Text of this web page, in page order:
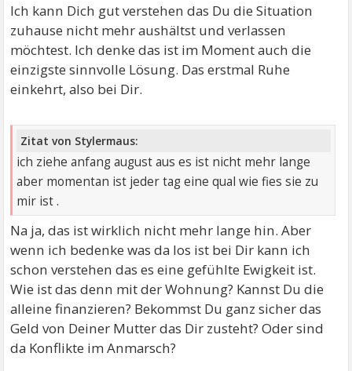
Ich kann Dich gut verstehen das Du die Situation
zuhause nicht mehr aushältst und verlassen
möchtest. Ich denke das ist im Moment auch die
einzigste sinnvolle Lösung. Das erstmal Ruhe
einkehrt, also bei Dir.
Zitat von Stylermaus:
ich ziehe anfang august aus es ist nicht mehr lange
aber momentan ist jeder tag eine qual wie fies sie zu
mir ist .
Na ja, das ist wirklich nicht mehr lange hin. Aber
wenn ich bedenke was da los ist bei Dir kann ich
schon verstehen das es eine gefühlte Ewigkeit ist.
Wie ist das denn mit der Wohnung? Kannst Du die
alleine finanzieren? Bekommst Du ganz sicher das
Geld von Deiner Mutter das Dir zusteht? Oder sind
da Konflikte im Anmarsch?